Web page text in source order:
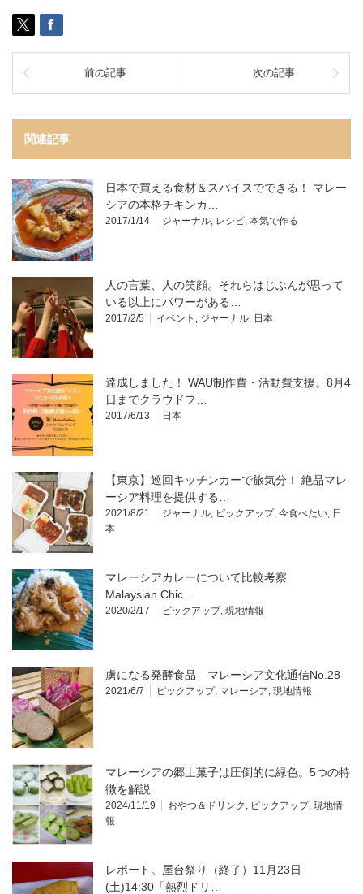
前の記事 次の記事
関連記事
日本で買える食材＆スパイスでできる！ マレー
シアの本格チキンカ…
2017/1/14 ジャーナル レシピ 本気で作る
人の言葉、人の笑顔。それらはじぶんが思って
いる以上にパワーがある…
2017/2/5 イベント ジャーナル 日本
達成しました！ WAU制作費・活動費支援。8月4
日までクラウドフ…
2017/6/13 日本
【東京】巡回キッチンカーで旅気分！ 絶品マレ
ーシア料理を提供する…
2021/8/21 ジャーナル ピックアップ, 今食べたい 日
本
マレーシアカレーについて比較考察
Malaysian Chic…
2020/2/17 ピックアップ, 現地情報
虜になる発酵食品 マレーシア文化通信No.28
2021/6/7 ピックアップ, マレーシア 現地情報
マレーシアの郷土菓子は圧倒的に緑色。5つの特
徴を解説
2024/11/19 おやつ＆ドリンク ピックアップ, 現地情
報
レポート。屋台祭り（終了）11月23日
(土)14:30「熱烈ドリ…